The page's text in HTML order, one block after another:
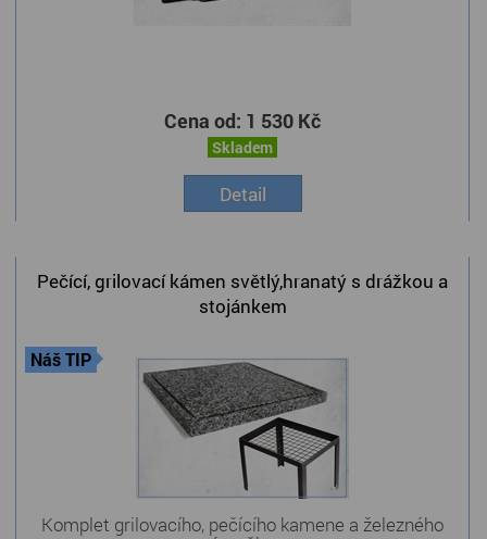
Cena od: 1 530 Kč
Skladem
Detail
Pečící, grilovací kámen světlý,hranatý s drážkou a
stojánkem
Náš TIP
Komplet grilovacího, pečícího kamene a železného